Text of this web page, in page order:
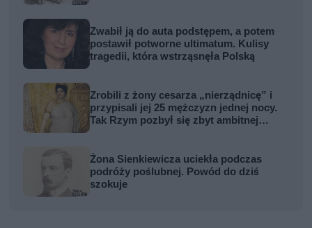
Zwabił ją do auta podstępem, a potem
postawił potworne ultimatum. Kulisy
tragedii, która wstrząsnęła Polską
Zrobili z żony cesarza „nierządnicę” i
przypisali jej 25 mężczyzn jednej nocy.
Tak Rzym pozbył się zbyt ambitnej
Żona Sienkiewicza uciekła podczas
podróży poślubnej. Powód do dziś
szokuje